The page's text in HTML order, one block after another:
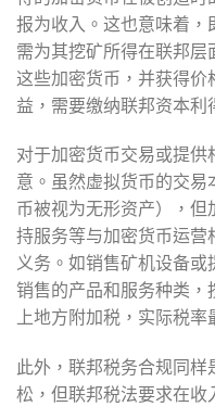
报为收入。这也意味着，
需为其挖矿所得在联邦
这些加密货币，并获得
益，需要缴纳联邦资本利
对于加密货币交易或提
意。虽然虚拟货币的交
币被视为无形资产），
持服务等与加密货币运营
义务。如销售矿机设备
销售的产品和服务种类，
上地方附加税，实际税率
此外，联邦税务合规同
松，但联邦税法要求在收